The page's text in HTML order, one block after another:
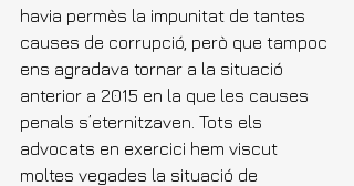
havia permès la impunitat de tantes
causes de corrupció, però que tampoc
ens agradava tornar a la situació
anterior a 2015 en la que les causes
penals s’eternitzaven. Tots els
advocats en exercici hem viscut
moltes vegades la situació de